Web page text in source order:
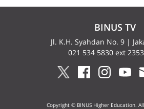
BINUS TV
Jl. K.H. Syahdan No. 9 |
021 534 5830 ext
Copyright © BINUS Higher Education.